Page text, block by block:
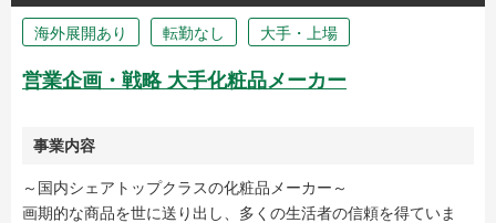
海外展開あり 転勤なし 大手・上場
営業企画・戦略 大手化粧品メーカー
事業内容
～国内シェアトップクラスの化粧品メーカー～
画期的な商品を世に送り出し、多くの生活者の信頼を得ていま